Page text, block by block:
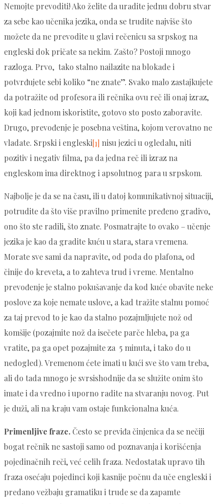
Nemojte prevoditi! Ako želite da uradite jednu dobru stvar
za sebe kao učenika jezika, onda se trudite najviše što
možete da ne prevodite u glavi rečenicu sa srpskog na
engleski dok pričate sa nekim. Zašto? Postoji mnogo
razloga. Prvo, tako stalno nailazite na blokade i
potvrđujete sebi koliko “ne znate”. Svako malo zastajkujete
da potražite od profesora ili rečnika ovu reč ili onaj izraz,
koji kad jednom iskoristite, gotovo sto posto zaboravite.
Drugo, prevođenje je posebna veština, kojom verovatno ne
vladate. Srpski i engleski[1] nisu jezici u ogledalu, niti
pozitiv i negativ filma, pa da jedna reč ili izraz na
engleskom ima direktnog i apsolutnog para u srpskom.
Najbolje je da se na času, ili u datoj komunikativnoj situaciji,
potrudite da što više pravilno primenite pređeno gradivo,
ono što ste radili, što znate. Posmatrajte to ovako – učenje
jezika je kao da gradite kuću u stara, stara vremena.
Morate sve sami da napravite, od poda do plafona, od
činije do kreveta, a to zahteva trud i vreme. Mentalno
prevođenje je stalno pokušavanje da kod kuće obavite neke
poslove za koje nemate uslove, a kad tražite stalnu pomoć
za taj prevod to je kao da stalno pozajmljujete nož od
komšije (pozajmite nož da isečete parče hleba, pa ga
vratite, pa ga opet pozajmite za 5 minuta, i tako do u
nedogled). Vremenom ćete imati u kući sve što vam treba,
ali do tada mnogo je svrsishodnije da se služite onim što
imate i da vredno i uporno radite na stvaranju novog. Put
je duži, ali na kraju vam ostaje funkcionalna kuća.
Primenljive fraze. Često se previđa činjenica da se nečiji
bogat rečnik ne sastoji samo od poznavanja i korišćenja
pojedinačnih reči, već celih fraza. Nedostatak upravo tih
fraza osećaju pojedinci koji kasnije počnu da uče engleski i
predano vežbaju gramatiku i trude se da zapamte